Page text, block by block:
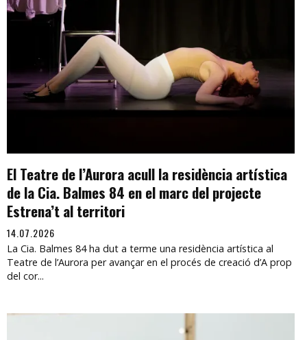
El Teatre de l’Aurora acull la residència artística
de la Cia. Balmes 84 en el marc del projecte
Estrena’t al territori
14.07.2026
La Cia. Balmes 84 ha dut a terme una residència artística al
Teatre de l’Aurora per avançar en el procés de creació d’A prop
del cor...